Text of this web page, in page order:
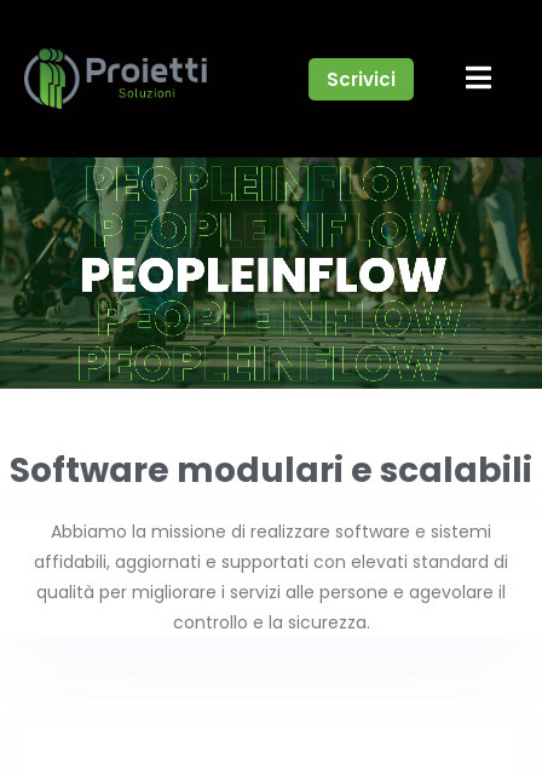
Scrivici
Software modulari e scalabili
Abbiamo la missione di realizzare software e sistemi
affidabili, aggiornati e supportati con elevati standard di
qualità per migliorare i servizi alle persone e agevolare il
controllo e la sicurezza.